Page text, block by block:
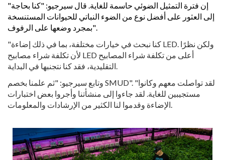
"إن فترة التمثيل الضوئي حاسمة للغاية. قال سيرجيو: "كنا بحاجة
إلى العثور على أفضل نوع من الضوء النباتي للحيوانات المستنسخة
بمجرد وضعها على الرفوف".
"كنا نبحث في خيارات مختلفة، بما في ذلك إضاءة LED. ولكن نظرًا
لأن تكلفة شراء مصابيح LED أعلى من تكلفة شراء المصابيح
التقليدية، فقد كنا نتجنبها في البداية.
وتابع سيرجيو: "ثم علمنا بخصم SMUD". "لقد تواصلت معهم وكانوا
مستجيبين للغاية. لقد جاءوا إلى منشأتنا وأجروا بعض اختبارات
الإضاءة وقدموا لنا الكثير من الإرشادات والمعلومات.